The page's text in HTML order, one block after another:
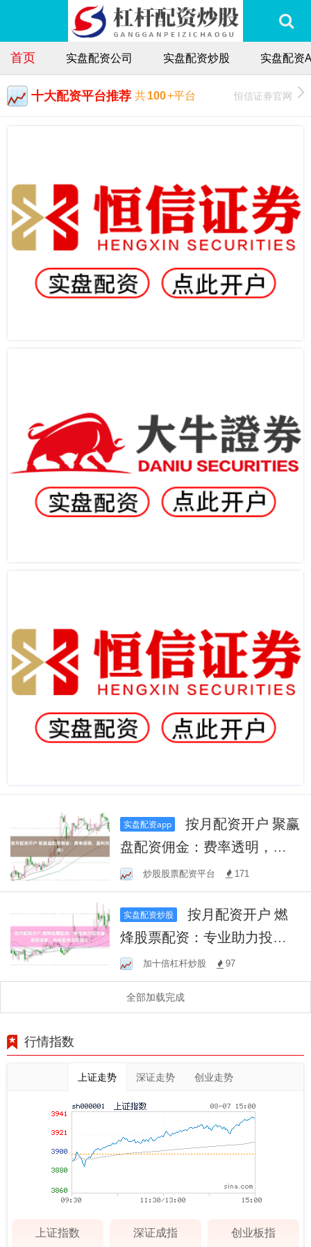
首页 实盘配资公司 实盘配资炒股 实盘配资
十大配资平台推荐 共100+平台 恒信证券官网
实盘配资app
按月配资开户 聚赢
盘配资佣金：费率透明，盈
利共享！
炒股股票配资平台 171
实盘配资炒股
按月配资开户 燃
烽股票配资：专业助力投资
者，高效决策，共创股市美
好明天！
加十倍杠杆炒股 97
全部加载完成
行情指数
上证走势 深证走势 创业走势
上证指数 深证成指 创业板指